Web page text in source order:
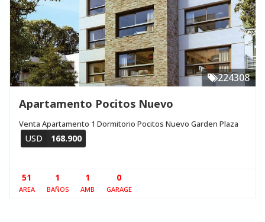
224308
Apartamento Pocitos Nuevo
Venta Apartamento 1 Dormitorio Pocitos Nuevo Garden Plaza
USD 168.900
51
AREA
1
BAÑOS
1
AMB
0
GARAGE